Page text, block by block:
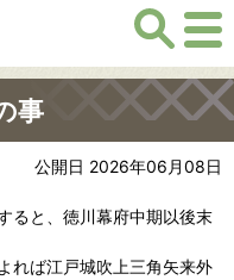
事
公開日 2026年06月08日
ると、徳川幕府中期以後末
れば江戸城吹上三角矢来外